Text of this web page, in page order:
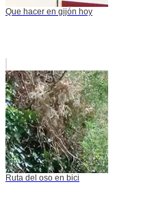
Que hacer en gijón hoy
Ruta del oso en bici